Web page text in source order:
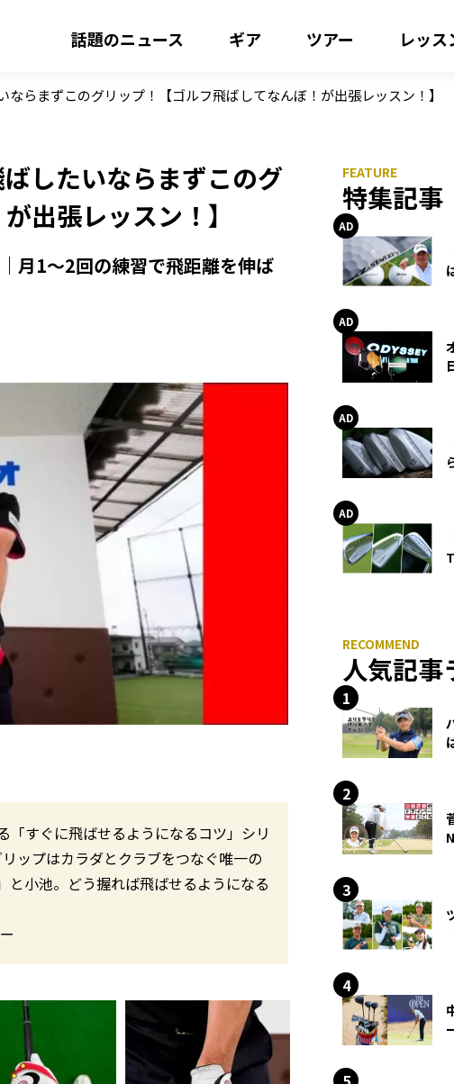
話題のニュース ギア ツアー レッス
らまずこのグリップ！【ゴルフ飛ばしてなんぼ！が出張レッスン！】
したいならまずこのグ
出張レッスン！】
月1〜2回の練習で飛距離を伸ば
すぐに飛ばせるようになるコツ」シリ
ップはカラダとクラブをつなぐ唯一の
小池。どう握れば飛ばせるようになる
特集記事
人気記事